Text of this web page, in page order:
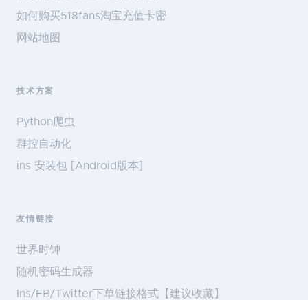
如何购买518fans淘宝充值卡密
网站地图
技术方案
Python爬虫
群控自动化
ins 安装包 [Android版本]
友情链接
世界时钟
随机密码生成器
Ins/FB/Twitter下单链接格式【建议收藏】